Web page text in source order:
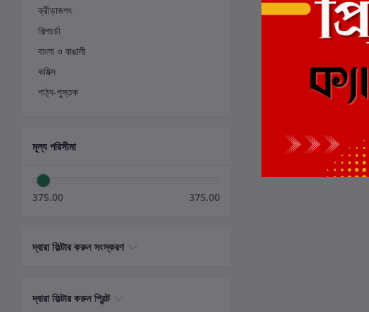
ক্রীড়াজগৎ
শিল্পচর্চা
বাংলা ও বাঙালী
কমিক্স
পাঠ্য-পুস্তক
মূল্য পরিসীমা
375.00 375.00
দ্বারা ফিল্টার করুন সংস্করণ
দ্বারা ফিল্টার করুন প্রিন্ট